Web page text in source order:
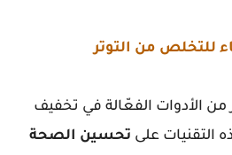
للتخلص من التوتر
من الأدوات الفعّالة في تخفيف
التقنيات على تحسين الصحة